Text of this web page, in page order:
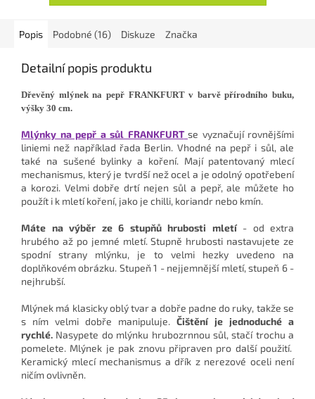
Popis Podobné (16) Diskuze Značka
Detailní popis produktu
Dřevěný mlýnek na pepř FRANKFURT v barvě přírodního buku,
výšky 30 cm.
Mlýnky na pepř a sůl FRANKFURT se vyznačují rovnějšími
liniemi než například řada Berlin. Vhodné na pepř i sůl, ale
také na sušené bylinky a koření. Mají patentovaný mlecí
mechanismus, který je tvrdší než ocel a je odolný opotřebení
a korozi. Velmi dobře drtí nejen sůl a pepř, ale můžete ho
použít i k mletí koření, jako je chilli, koriandr nebo kmín.
Máte na výběr ze 6 stupňů hrubosti mletí - od extra
hrubého až po jemné mletí. Stupně hrubosti nastavujete ze
spodní strany mlýnku, je to velmi hezky uvedeno na
doplňkovém obrázku. Stupeň 1 - nejjemnější mletí, stupeň 6 -
nejhrubší.
Mlýnek má klasicky oblý tvar a dobře padne do ruky, takže se
s ním velmi dobře manipuluje. Čištění je jednoduché a
rychlé. Nasypete do mlýnku hrubozrnnou sůl, stačí trochu a
pomelete. Mlýnek je pak znovu připraven pro další použití.
Keramický mlecí mechanismus a dřík z nerezové oceli není
ničím ovlivněn.